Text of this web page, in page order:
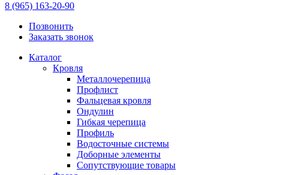
8 (965) 163-20-90
Позвонить
Заказать звонок
Каталог
Кровля
Металлочерепица
Профлист
Фальцевая кровля
Ондулин
Гибкая черепица
Профиль
Водосточные системы
Доборные элементы
Сопутствующие товары